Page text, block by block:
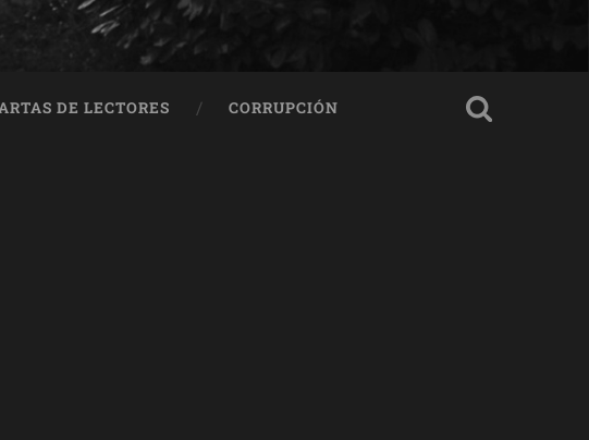
DE LECTORES CORRUPCIÓN